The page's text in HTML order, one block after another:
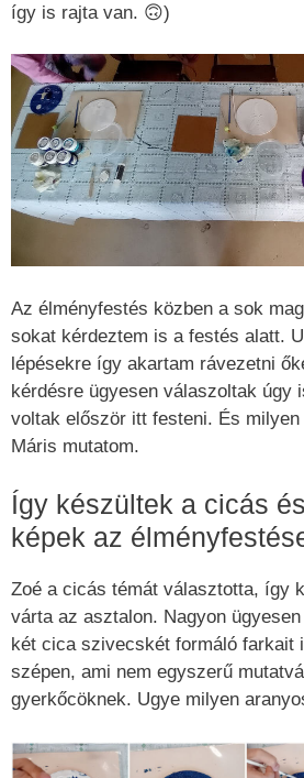
így is rajta van. 🙃)
Az élményfestés közben a sok
sokat kérdeztem is a festés alatt.
lépésekre így akartam rávezetni
kérdésre ügyesen válaszoltak úgy
voltak először itt festeni. És
Máris mutatom.
Így készültek a cicás
képek az
Zoé a cicás témát választotta, így
várta az asztalon. Nagyon
két cica szivecskét formáló farkait
szépen, ami nem egyszerű
gyerkőcöknek. Ugye milyen